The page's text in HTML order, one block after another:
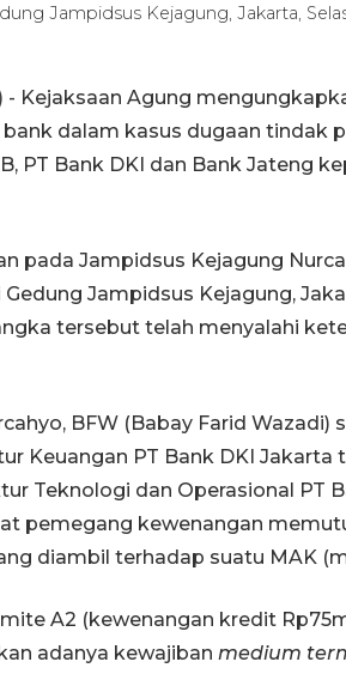
Jampidsus Kejagung, Jakarta,
- Kejaksaan Agung
dalam kasus dugaan tindak
PT Bank DKI dan Bank Jateng
pada Jampidsus Kejagung
Jampidsus Kejagung,
tersebut telah menyalahi
BFW (Babay Farid Wazadi)
Keuangan PT Bank DKI Jakarta
Teknologi dan Operasional PT
pemegang kewenangan
diambil terhadap suatu MAK
A2 (kewenangan kredit
adanya kewajiban medium